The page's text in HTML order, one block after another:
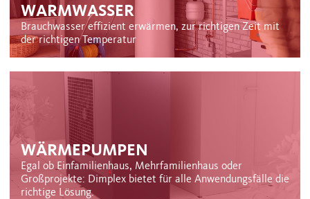
WARMWASSER
Brauchwasser effizient erwärmen, zur richtigen Zeit mit
der richtigen Temperatur
WÄRMEPUMPEN
Egal ob Einfamilienhaus, Mehrfamilienhaus oder
Großprojekte: Dimplex bietet für alle Anwendungsfälle die
richtige Lösung.